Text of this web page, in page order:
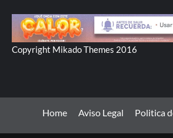
Copyright Mikado Themes 2016
Home Aviso Legal Politica